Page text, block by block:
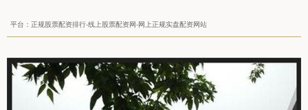
平台：正规股票配资排行-线上股票配资网-网上正规实盘配资网站